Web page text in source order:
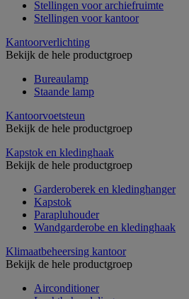
Stellingen voor archiefruimte
Stellingen voor kantoor
Kantoorverlichting
Bekijk de hele productgroep
Bureaulamp
Staande lamp
Kantoorvoetsteun
Bekijk de hele productgroep
Kapstok en kledinghaak
Bekijk de hele productgroep
Garderoberek en kledinghanger
Kapstok
Parapluhouder
Wandgarderobe en kledinghaak
Klimaatbeheersing kantoor
Bekijk de hele productgroep
Airconditioner